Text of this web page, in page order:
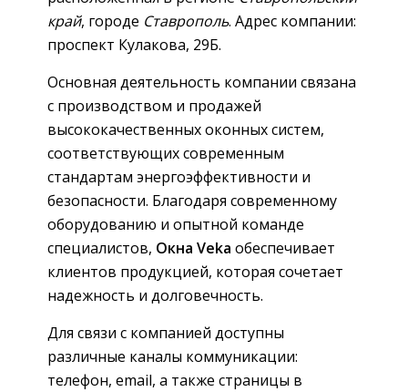
край, городе Ставрополь. Адрес компании:
проспект Кулакова, 29Б.
Основная деятельность компании связана
с производством и продажей
высококачественных оконных систем,
соответствующих современным
стандартам энергоэффективности и
безопасности. Благодаря современному
оборудованию и опытной команде
специалистов, Окна Veka обеспечивает
клиентов продукцией, которая сочетает
надежность и долговечность.
Для связи с компанией доступны
различные каналы коммуникации:
телефон, email, а также страницы в